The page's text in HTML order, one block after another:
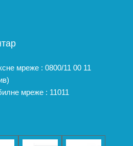
мреже : 0800/11 00 11
мреже : 11011